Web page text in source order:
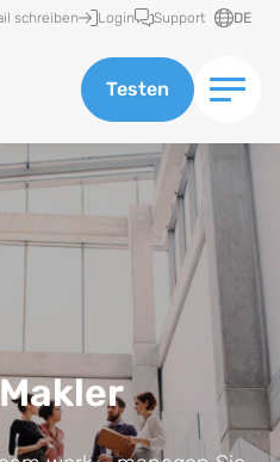
schreiben Login Support DE
Testen